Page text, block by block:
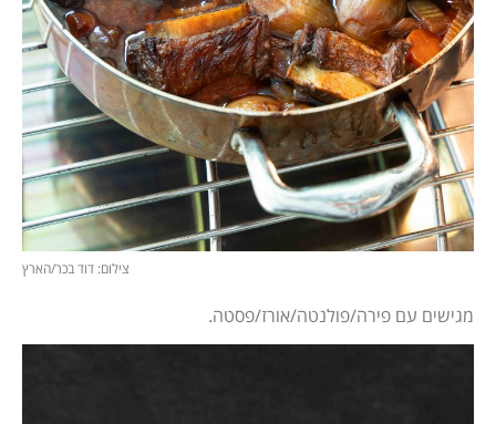
צילום: דוד בכר/הארץ
מגישים עם פירה/פולנטה/אורז/פסטה.